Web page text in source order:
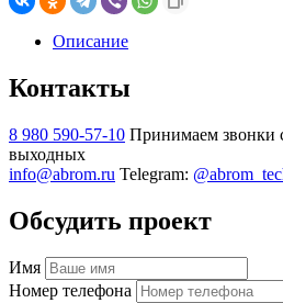
Описание
Контакты
8 980 590-57-10 Принимаем звонки
выходных
info@abrom.ru Telegram:
Обсудить проект
Имя
Номер телефона